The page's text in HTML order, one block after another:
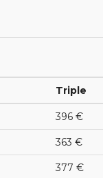
Triple
396 €
363 €
377 €